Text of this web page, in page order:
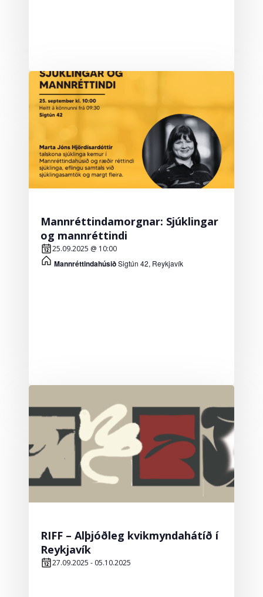
Mannréttindamorgnar: Sjúklingar
og mannréttindi
25.09.2025 @ 10:00
MannréttindahúsiðSigtún 42, Reykjavík
RIFF – Alþjóðleg kvikmyndahátíð í
Reykjavík
27.09.2025 - 05.10.2025